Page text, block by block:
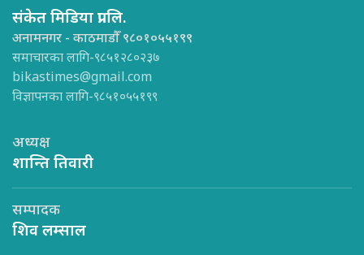
संकेत मिडिया प्रा.लि.
अनामनगर - काठमाडौँ ९८०१०५५१९९
समाचारका लागि-९८५१२८०२३७
bikastimes@gmail.com
विज्ञापनका लागि-९८५१०५५१९९
अध्यक्ष
शान्ति तिवारी
सम्पादक
शिव लम्साल